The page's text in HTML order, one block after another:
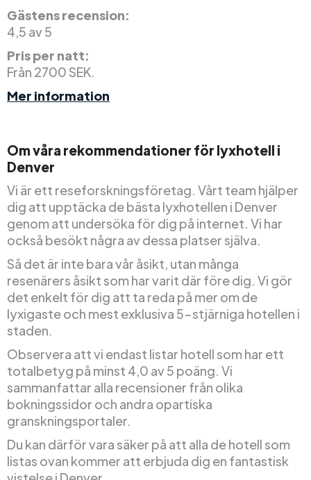
Gästens recension:
4,5 av 5
Pris per natt:
Från 2700 SEK.
Mer information
Om våra rekommendationer för lyxhotell i
Denver
Vi är ett reseforskningsföretag. Vårt team hjälper
dig att upptäcka de bästa lyxhotellen i Denver
genom att undersöka för dig på internet. Vi har
också besökt några av dessa platser själva.
Så det är inte bara vår åsikt, utan många
resenärers åsikt som har varit där före dig. Vi gör
det enkelt för dig att ta reda på mer om de
lyxigaste och mest exklusiva 5-stjärniga hotellen i
staden.
Observera att vi endast listar hotell som har ett
totalbetyg på minst 4,0 av 5 poäng. Vi
sammanfattar alla recensioner från olika
bokningssidor och andra opartiska
granskningsportaler.
Du kan därför vara säker på att alla de hotell som
listas ovan kommer att erbjuda dig en fantastisk